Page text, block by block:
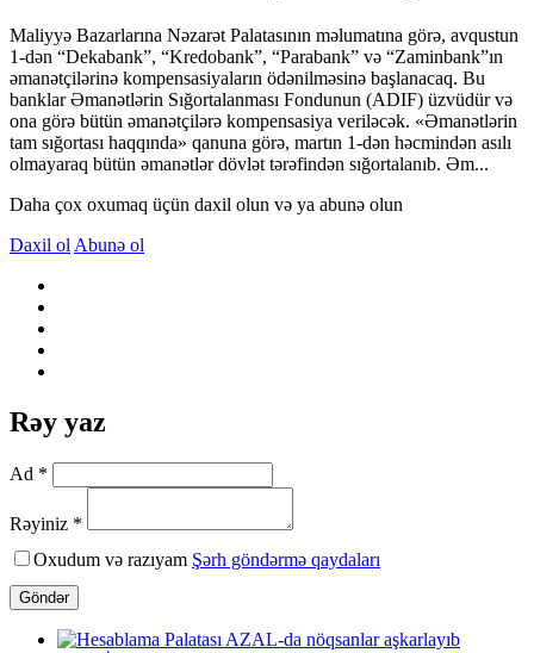
Maliyyə Bazarlarına Nəzarət Palatasının məlumatına görə, avqustun
1-dən “Dekabank”, “Kredobank”, “Parabank” və “Zaminbank”ın
əmanətçilərinə kompensasiyaların ödənilməsinə başlanacaq. Bu
banklar Əmanətlərin Sığortalanması Fondunun (ADIF) üzvüdür və
ona görə bütün əmanətçilərə kompensasiya veriləcək. «Əmanətlərin
tam sığortası haqqında» qanuna görə, martın 1-dən həcmindən asılı
olmayaraq bütün əmanətlər dövlət tərəfindən sığortalanıb. Əm...
Daha çox oxumaq üçün daxil olun və ya abunə olun
Daxil ol Abunə ol
Rəy yaz
Ad *
Rəyiniz *
Oxudum və razıyam Şərh göndərmə qaydaları
Göndər